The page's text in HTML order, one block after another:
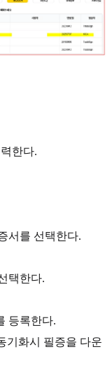
한다.
서를 선택한다.
택한다.
등록한다.
기화시 필증을 다운